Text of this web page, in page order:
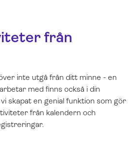
från
inte utgå från ditt minne - en
med finns också i din
skapat en genial funktion som gör
från kalendern och